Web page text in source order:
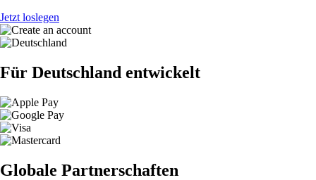
Jetzt loslegen
Für Deutschland entwickelt
Globale Partnerschaften